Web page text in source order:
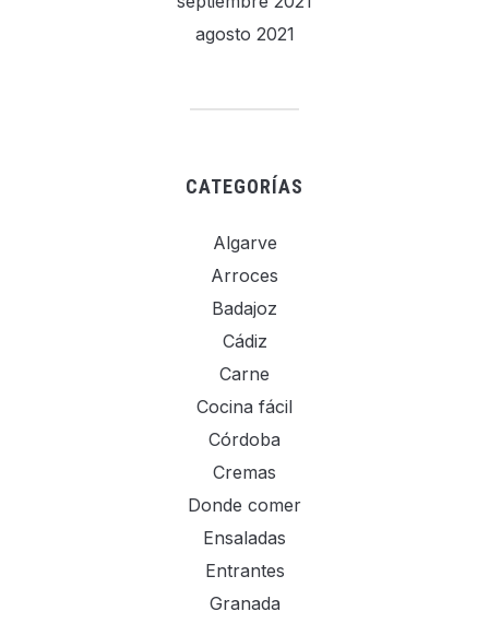
agosto 2021
CATEGORÍAS
Algarve
Arroces
Badajoz
Cádiz
Carne
Cocina fácil
Córdoba
Cremas
Donde comer
Ensaladas
Entrantes
Granada